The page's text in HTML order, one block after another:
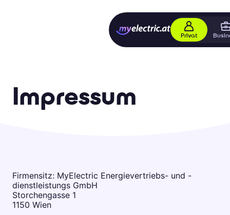
Privat
Impressum
Firmensitz: MyElectric Energievertriebs- und -
dienstleistungs GmbH
Storchengasse 1
1150 Wien